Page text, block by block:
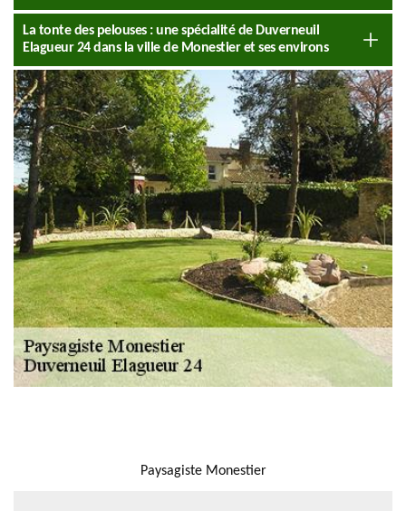
La tonte des pelouses : une spécialité de Duverneuil
Elagueur 24 dans la ville de Monestier et ses environs
Paysagiste Monestier